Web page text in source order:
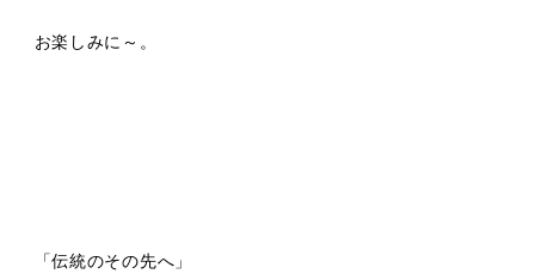
お楽しみに～。
「伝統のその先へ」